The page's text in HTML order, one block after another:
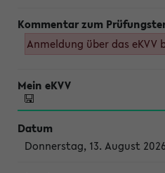
Anmeldung über das eKVV
Donnerstag, 13. August 2026